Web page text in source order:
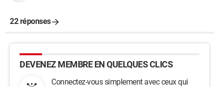
22 réponses
DEVENEZ MEMBRE EN QUELQUES CLICS
Connectez-vous simplement avec ceux qui